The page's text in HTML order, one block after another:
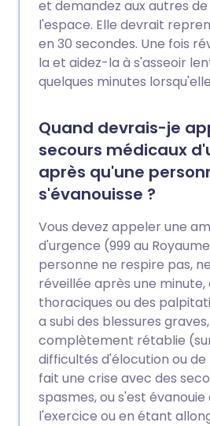
et demandez aux autres de
l'espace. Elle devrait
en 30 secondes. Une fois
la et aidez-la à s'asseoir
quelques minutes
Quand devrais-je
secours médicaux
après qu'une
s'évanouisse ?
Vous devez appeler une
d'urgence (999 au
personne ne respire pas,
réveillée après une minute,
thoraciques ou des
a subi des blessures
complètement rétablie
difficultés d'élocution ou
fait une crise avec des
spasmes, ou s'est
l'exercice ou en étant